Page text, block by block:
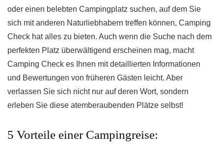
oder einen belebten Campingplatz suchen, auf dem Sie
sich mit anderen Naturliebhabern treffen können, Camping
Check hat alles zu bieten. Auch wenn die Suche nach dem
perfekten Platz überwältigend erscheinen mag, macht
Camping Check es Ihnen mit detaillierten Informationen
und Bewertungen von früheren Gästen leicht. Aber
verlassen Sie sich nicht nur auf deren Wort, sondern
erleben Sie diese atemberaubenden Plätze selbst!
5 Vorteile einer Campingreise: